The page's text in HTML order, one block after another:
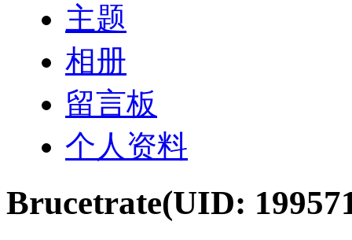
主题
相册
留言板
个人资料
Brucetrate(UID: